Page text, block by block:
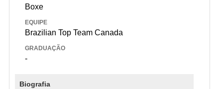
Boxe
EQUIPE
Brazilian Top Team Canada
GRADUAÇÃO
-
Biografia